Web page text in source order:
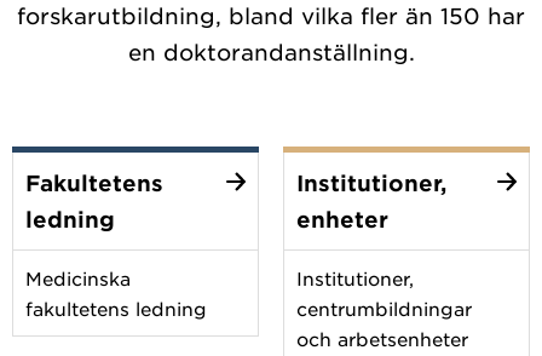
forskarutbildning, bland vilka fler än 150 har
en doktorandanställning.
Fakultetens
ledning
Medicinska
fakultetens ledning
Institutioner,
enheter
Institutioner,
centrumbildningar
och arbetsenheter